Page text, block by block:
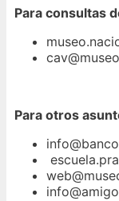
Para consultas
Para otros